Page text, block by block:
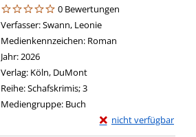
0 Bewertungen
Verfasser:Swann, Leonie
Medienkennzeichen: Roman
Jahr:2026
Verlag: Köln, DuMont
Reihe:Schafskrimis; 3
Mediengruppe: Buch
nicht verfügbar
Exemplar-Details von